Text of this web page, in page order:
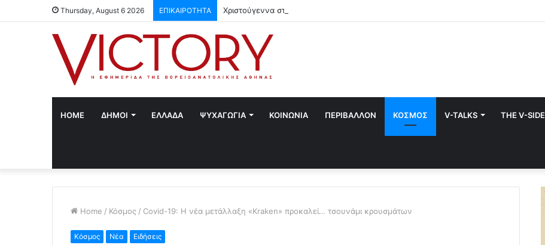
Thursday, August 6 2026 ΕΠΙΚΑΙΡΟΤΗΤΑ Χριστούγεννα στο Χαλάνδρι- Ολες οι εκδηλώσεις του Δήμου
HOME ΔΗΜΟΙ ΕΛΛΑΔΑ ΨΥΧΑΓΩΓΙΑ ΚΟΙΝΩΝΙΑ ΠΕΡΙΒΑΛΛΟΝ ΚΟΣΜΟΣ V-TALKS THE V-SIDE
Home / Κόσμος / Covid-19: Η νέα μετάλλαξη «Kraken» προκαλεί… τσουνάμι κρουσμάτων
Κόσμος Νέα Ειδήσεις